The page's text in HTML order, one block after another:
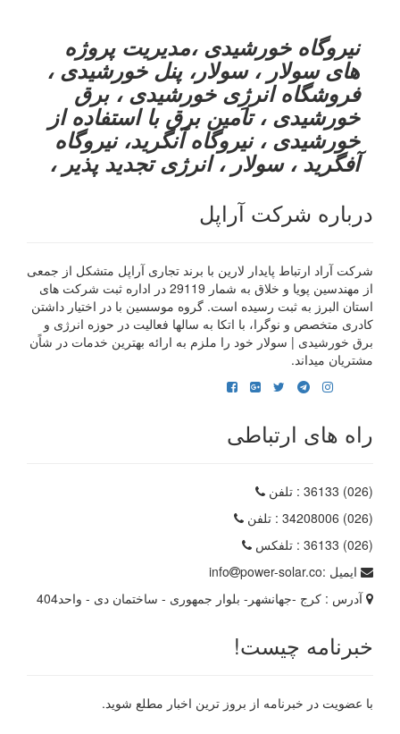
نیروگاه خورشیدی ،مدیریت پروژه
های سولار ، سولار، پنل خورشیدی ،
فروشگاه انرژِی خورشیدی ، برق
خورشیدی ، تامین برق با استفاده از
خورشیدی ، نیروگاه آنگرید، نیروگاه
آفگرید ، سولار ، انرژی تجدید پذیر ،
درباره شرکت آراپل
شرکت آراد ارتباط پایدار لارین با برند تجاری آراپل متشکل از جمعی
از مهندسین پویا و خلاق به شمار 29119 در اداره ثبت شرکت های
استان البرز به ثبت رسیده است. گروه موسسین با در اختیار داشتن
کادری متخصص و نوگرا، با اتکا به سالها فعالیت در حوزه انرژی و
برق خورشیدی | سولار خود را ملزم به ارائه بهترین خدمات در شاًن
مشتریان میداند.
راه های ارتباطی
(026) 36133
: تلفن
(026) 34208006
: تلفن
(026) 36133
: تلفکس
ایمیل :
info
power-solar.co
آدرس : کرج -جهانشهر- بلوار جمهوری - ساختمان دی - واحد404
خبرنامه چیست!
با عضویت در خبرنامه از بروز ترین اخبار مطلع شوید.